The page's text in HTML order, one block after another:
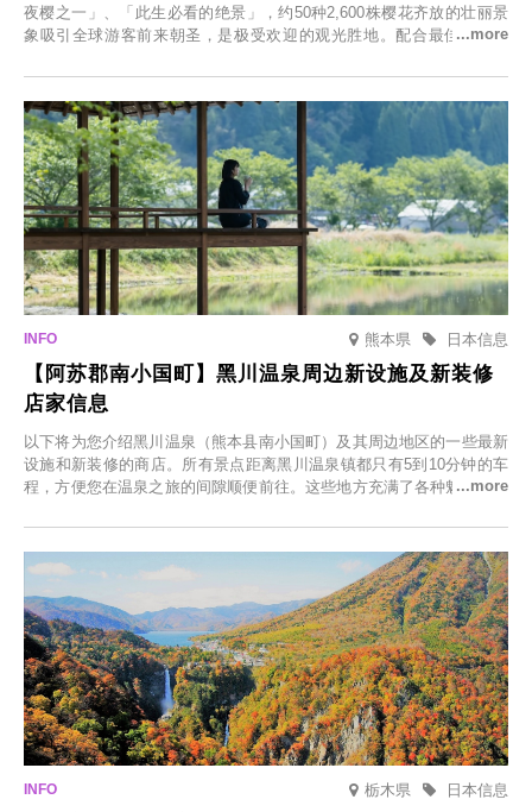
夜樱之一」、「此生必看的绝景」，约50种2,600株樱花齐放的壮丽景
象吸引全球游客前来朝圣，是极受欢迎的观光胜地。配合最佳观雪时
「冬季樱花灯光秀」。
熊本県 日本信息
【阿苏郡南小国町】黑川温泉周边新设施及新装修
店家信息
以下将为您介绍黑川温泉（熊本县南小国町）及其周边地区的一些最新
设施和新装修的商店。所有景点距离黑川温泉镇都只有5到10分钟的车
程，方便您在温泉之旅的间隙顺便前往。这些地方充满了各种魅力，包
食材的餐厅。让您体验黑川温泉的全新乐趣。
栃木県 日本信息